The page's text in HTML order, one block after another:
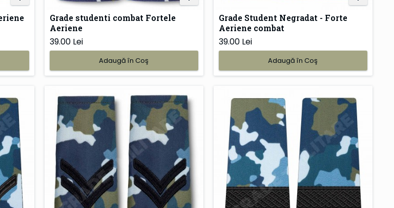
Grade studenti combat Fortele
Aeriene
39.00 Lei
Adaugă în Coş
Grade Student Negradat - Forte
Aeriene combat
39.00 Lei
Adaugă în Coş